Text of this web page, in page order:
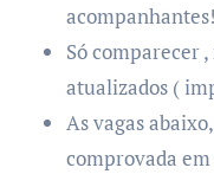
acompanhantes!
Só comparecer
atualizados (
As vagas
comprovada